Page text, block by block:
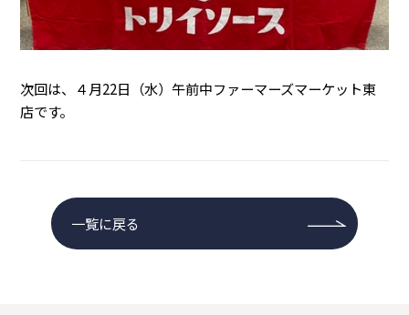
次回は、４月22日（水）午前中ファーマーズマーケット東
店です。
一覧に戻る